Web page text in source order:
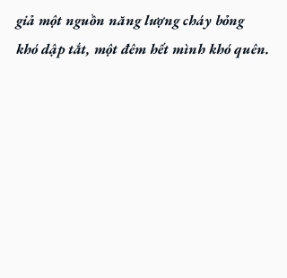
giả một nguồn năng lượng cháy bỏng
khó dập tắt, một đêm hết mình khó quên.